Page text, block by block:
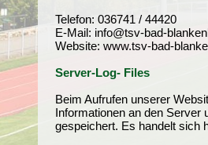
Telefon: 036741 / 44420
E-Mail: info@tsv-bad-
Website: www.tsv-bad-
Server-Log- Files
Beim Aufrufen unserer
Informationen an den Server
gespeichert. Es handelt sich